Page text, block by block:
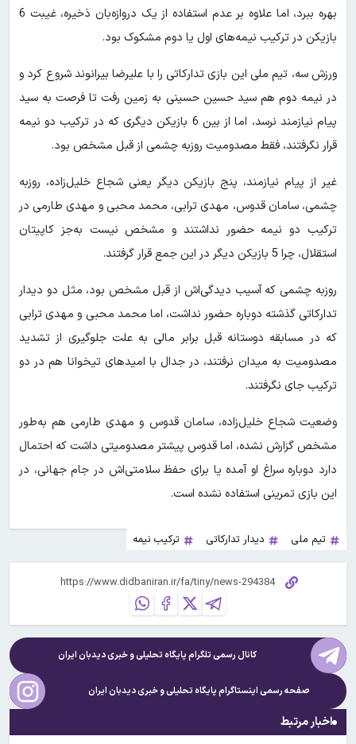
بهره ببرد، اما علاوه بر عدم استفاده از یک دروازه‌بان ذخیره، غیبت 6
بازیکن در ترکیب نیمه‌های اول یا دوم مشکوک بود.
ورزش سه، تیم ملی این بازی تدارکاتی را با علیرضا بیرانوند شروع کرد و
در نیمه دوم هم سید حسین حسینی به زمین رفت تا فرصت به سید
پیام نیازمند نرسد، اما از بین 6 بازیکن دیگری که در ترکیب دو نیمه
قرار نگرفتند، فقط مصدومیت روزبه چشمی از قبل مشخص بود.
غیر از پیام نیازمند، پنج بازیکن دیگر یعنی شجاع خلیل‌زاده، روزبه
چشمی، سامان قدوس، مهدی ترابی، محمد محبی و مهدی طارمی در
ترکیب دو نیمه حضور نداشتند و مشخص نیست به‌جز کاپیتان
استقلال، چرا 5 بازیکن دیگر در این جمع قرار گرفتند.
روزبه چشمی که آسیب دیدگی‌اش از قبل مشخص بود، مثل دو دیدار
تدارکاتی گذشته دوباره حضور نداشت، اما محمد محبی و مهدی ترابی
که در مسابقه دوستانه قبل برابر مالی به علت جلوگیری از تشدید
مصدومیت به میدان نرفتند، در جدال با امیدهای تیخوانا هم در دو
ترکیب جای نگرفتند.
وضعیت شجاع خلیل‌زاده، سامان قدوس و مهدی طارمی هم به‌طور
مشخص گزارش نشده، اما قدوس پیشتر مصدومیتی داشت که احتمال
دارد دوباره سراغ او آمده یا برای حفظ سلامتی‌اش در جام جهانی، در
این بازی تمرینی استفاده نشده است.
تیم ملی دیدار تدارکاتی ترکیب نیمه
کانال رسمی تلگرام پایگاه تحلیلی و خبریدیدبان ایران
صفحه رسمی اینستاگرام پایگاه تحلیلی و خبریدیدبان ایران
اخبار مرتبط